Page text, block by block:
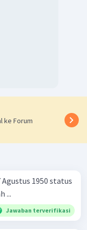
ke Forum
1950 status
...
Jawaban terverifikasi